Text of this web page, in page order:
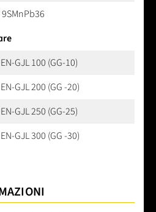
9SMnPb36
EN-GJL 100 (GG-10)
EN-GJL 200 (GG -20)
EN-GJL 250 (GG-25)
EN-GJL 300 (GG -30)